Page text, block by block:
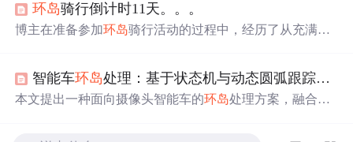
内、外的电感切换。
环岛骑行倒计时11天。。。
博主在准备参加环岛骑行活动的过程中，经历了从充满激
体力透支而受挫。尽管面临巨大困难，最终仍坚持完成了
行程。
智能车环岛处理：基于状态机与动态圆弧跟踪的鲁棒控制方案
本文提出一种面向摄像头智能车的环岛处理方案，融合状